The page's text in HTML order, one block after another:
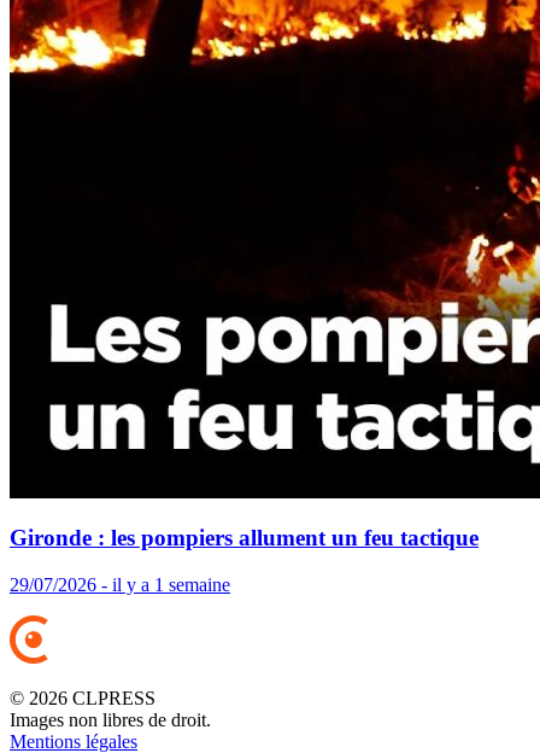
Gironde : les pompiers allument un feu tactique
29/07/2026 - il y a 1 semaine
© 2026 CLPRESS
Images non libres de droit.
Mentions légales